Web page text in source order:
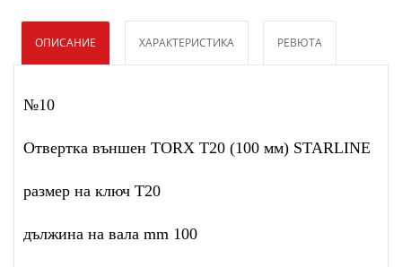
ОПИСАНИЕ ХАРАКТЕРИСТИКА РЕВЮТА
№10
Oтвертка външен TORX T20 (100 мм) STARLINE
размер на ключ T20
дължина на вала mm 100